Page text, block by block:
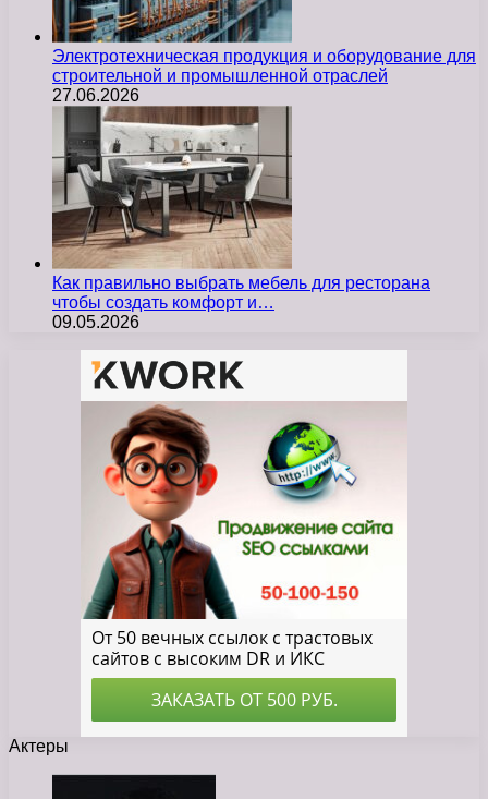
Электротехническая продукция и оборудование для
строительной и промышленной отраслей
27.06.2026
Как правильно выбрать мебель для ресторана
чтобы создать комфорт и…
09.05.2026
Актеры